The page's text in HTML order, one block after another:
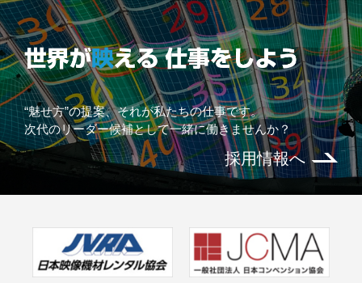
“魅せ方”の提案、それが私たちの仕事です。
次代のリーダー候補として一緒に働きませんか？
採用情報へ